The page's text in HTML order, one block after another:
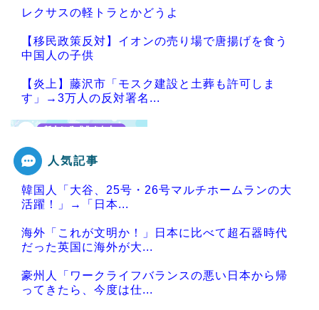
レクサスの軽トラとかどうよ
【移民政策反対】イオンの売り場で唐揚げを食う
中国人の子供
【炎上】藤沢市「モスク建設と土葬も許可しま
す」→3万人の反対署名...
Powered by livedoor 相互RSS
人気記事
韓国人「大谷、25号・26号マルチホームランの大
活躍！」→「日本...
海外「これが文明か！」日本に比べて超石器時代
だった英国に海外が大...
豪州人「ワークライフバランスの悪い日本から帰
ってきたら、今度は仕...